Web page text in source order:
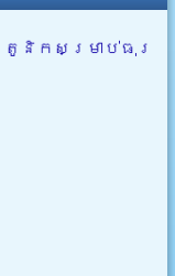
រូនិកសម្រាប់ធុរ